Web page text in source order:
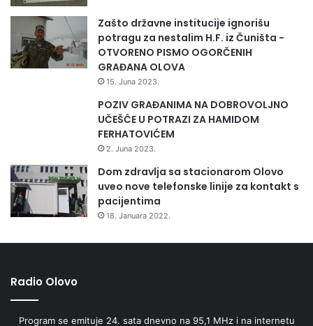
Zašto državne institucije ignorišu
potragu za nestalim H.F. iz Čuništa -
OTVORENO PISMO OGORČENIH
GRAĐANA OLOVA
15. Juna 2023.
POZIV GRAĐANIMA NA DOBROVOLJNO
UČEŠĆE U POTRAZI ZA HAMIDOM
FERHATOVIĆEM
2. Juna 2023.
Dom zdravlja sa stacionarom Olovo
uveo nove telefonske linije za kontakt s
pacijentima
18. Januara 2022.
Radio Olovo
Program se emituje 24. sata dnevno na 95,1 MHz i na internetu